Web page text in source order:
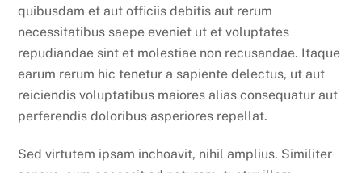
quibusdam et aut officiis debitis aut rerum
necessitatibus saepe eveniet ut et voluptates
repudiandae sint et molestiae non recusandae. Itaque
earum rerum hic tenetur a sapiente delectus, ut aut
reiciendis voluptatibus maiores alias consequatur aut
perferendis doloribus asperiores repellat.
Sed virtutem ipsam inchoavit, nihil amplius. Similiter